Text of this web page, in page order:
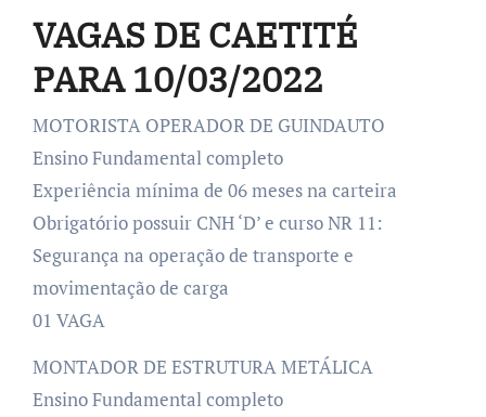
VAGAS DE CAETITÉ
PARA 10/03/2022
MOTORISTA OPERADOR DE GUINDAUTO
Ensino Fundamental completo
Experiência mínima de 06 meses na carteira
Obrigatório possuir CNH ‘D’ e curso NR 11:
Segurança na operação de transporte e
movimentação de carga
01 VAGA
MONTADOR DE ESTRUTURA METÁLICA
Ensino Fundamental completo